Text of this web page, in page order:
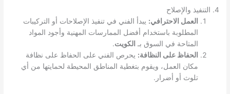
4. التنفيذ والإصلاح
العمل الاحترافي: يبدأ الفني في تنفيذ الإصلاحات أو التركيبات
المطلوبة باستخدام أفضل الممارسات المهنية وأجود المواد
المتاحة في السوق بـ الكويت.
الحفاظ على النظافة: يحرص الفني على الحفاظ على نظافة
مكان العمل، ويقوم بتغطية المناطق المحيطة لحمايتها من أي
تلوث أو أضرار.